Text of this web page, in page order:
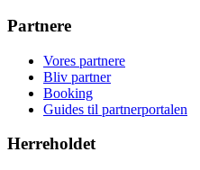
Partnere
Vores partnere
Bliv partner
Booking
Guides til partnerportalen
Herreholdet